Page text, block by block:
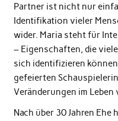
Partner ist nicht nur
Identifikation vieler
wider. Maria steht für
– Eigenschaften, die
sich identifizieren
gefeierten
Veränderungen im Leben
Nach über 30 Jahren Ehe